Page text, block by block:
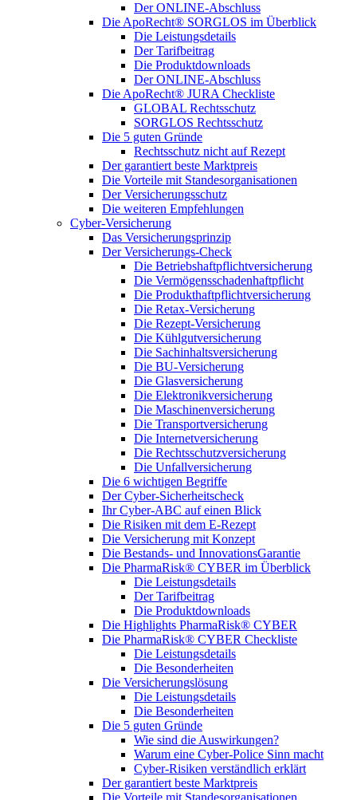
Der ONLINE-Abschluss
Die ApoRecht® SORGLOS im Überblick
Die Leistungsdetails
Der Tarifbeitrag
Die Produktdownloads
Der ONLINE-Abschluss
Die ApoRecht® JURA Checkliste
GLOBAL Rechtsschutz
SORGLOS Rechtsschutz
Die 5 guten Gründe
Rechtsschutz nicht auf Rezept
Der garantiert beste Marktpreis
Die Vorteile mit Standesorganisationen
Der Versicherungsschutz
Die weiteren Empfehlungen
Cyber-Versicherung
Das Versicherungsprinzip
Der Versicherungs-Check
Die Betriebshaftpflichtversicherung
Die Vermögensschadenhaftpflicht
Die Produkthaftpflichtversicherung
Die Retax-Versicherung
Die Rezept-Versicherung
Die Kühlgutversicherung
Die Sachinhaltsversicherung
Die BU-Versicherung
Die Glasversicherung
Die Elektronikversicherung
Die Maschinenversicherung
Die Transportversicherung
Die Internetversicherung
Die Rechtsschutzversicherung
Die Unfallversicherung
Die 6 wichtigen Begriffe
Der Cyber-Sicher­heits­check
Ihr Cyber-ABC auf einen Blick
Die Risiken mit dem E-Rezept
Die Versicherung mit Konzept
Die Bestands- und InnovationsGarantie
Die PharmaRisk® CYBER im Überblick
Die Leistungsdetails
Der Tarifbeitrag
Die Produktdownloads
Die Highlights PharmaRisk® CYBER
Die PharmaRisk® CYBER Checkliste
Die Leistungsdetails
Die Besonderheiten
Die Versicherungslösung
Die Leistungsdetails
Die Besonderheiten
Die 5 guten Gründe
Wie sind die Auswirkungen?
Warum eine Cyber-Police Sinn macht
Cyber-Risiken verständlich erklärt
Der garantiert beste Marktpreis
Die Vorteile mit Standesorganisationen